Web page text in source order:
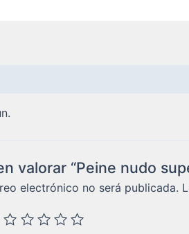
valorar “Peine nudo
electrónico no será publicada.